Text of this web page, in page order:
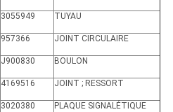
3055949 TUYAU
957366 JOINT CIRCULAIRE
J900830 BOULON
4169516 JOINT ; RESSORT
3020380 PLAQUE SIGNALÉTIQUE